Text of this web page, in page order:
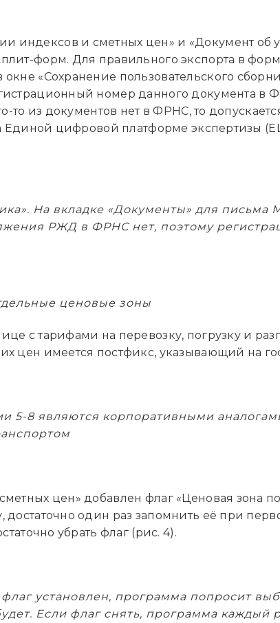
индексов и сметных цен» и «Документ об
форм. Для правильного экспорта в
«Сохранение пользовательского
номер данного документа в
из документов нет в ФРНС, то
Единой цифровой платформе экспертизы
На вкладке «Документы» для письма
РЖД в ФРНС нет, поэтому
ценовые зоны
с тарифами на перевозку, погрузку и
цен имеется постфикс, указывающий на
5-8 являются корпоративными
цен» добавлен флаг «Ценовая зона
один раз запомнить её при
убрать флаг (рис. 4).
установлен, программа попросит
Если флаг снять, программа каждый